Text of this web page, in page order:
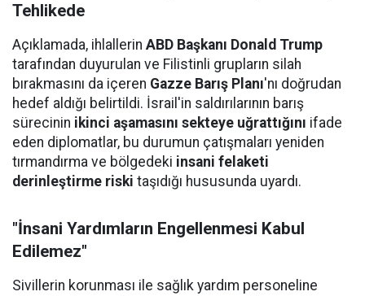
Tehlikede
Açıklamada, ihlallerin ABD Başkanı Donald Trump
tarafından duyurulan ve Filistinli grupların silah
bırakmasını da içeren Gazze Barış Planı'nı doğrudan
hedef aldığı belirtildi. İsrail'in saldırılarının barış
sürecinin ikinci aşamasını sekteye uğrattığını ifade
eden diplomatlar, bu durumun çatışmaları yeniden
tırmandırma ve bölgedeki insani felaketi
derinleştirme riski taşıdığı hususunda uyardı.
"İnsani Yardımların Engellenmesi Kabul
Edilemez"
Sivillerin korunması ile sağlık yardım personeline